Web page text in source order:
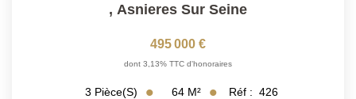
, Asnieres Sur Seine
495 000 €
dont 3,13% TTC d'honoraires
3 Pièce(s) 64 M² Réf : 426